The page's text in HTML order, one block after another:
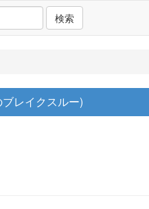
検索
レイクスルー)